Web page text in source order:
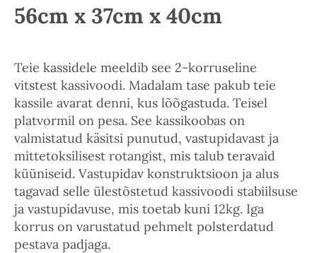
56cm x 37cm x 40cm
Teie kassidele meeldib see 2-korruseline
vitstest kassivoodi. Madalam tase pakub teie
kassile avarat denni, kus lõõgastuda. Teisel
platvormil on pesa. See kassikoobas on
valmistatud käsitsi punutud, vastupidavast ja
mittetoksilisest rotangist, mis talub teravaid
küüniseid. Vastupidav konstruktsioon ja alus
tagavad selle ülestõstetud kassivoodi stabiilsuse
ja vastupidavuse, mis toetab kuni 12kg. Iga
korrus on varustatud pehmelt polsterdatud
pestava padjaga.